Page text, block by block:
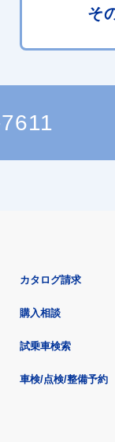
そ
カタログ請求
購入相談
試乗車検索
車検/点検/整備予約